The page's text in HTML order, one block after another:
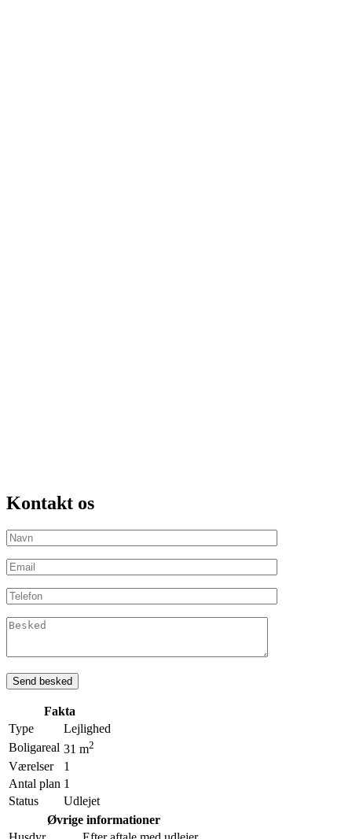
Kontakt os
Fakta
Type
Lejlighed
Boligareal 31 m2
Værelser
1
Antal plan 1
Status
Udlejet
Øvrige informationer